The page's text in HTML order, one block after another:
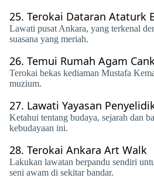
25. Terokai Dataran Ataturk
Lawati pusat Ankara, yang terkenal
suasana yang meriah.
26. Temui Rumah Agam
​​Terokai bekas kediaman Mustafa
muzium.
27. Lawati Yayasan
Ketahui tentang budaya, sejarah dan
kebudayaan ini.
28. Terokai Ankara Art Walk
Lakukan lawatan berpandu sendiri
seni awam di sekitar bandar.